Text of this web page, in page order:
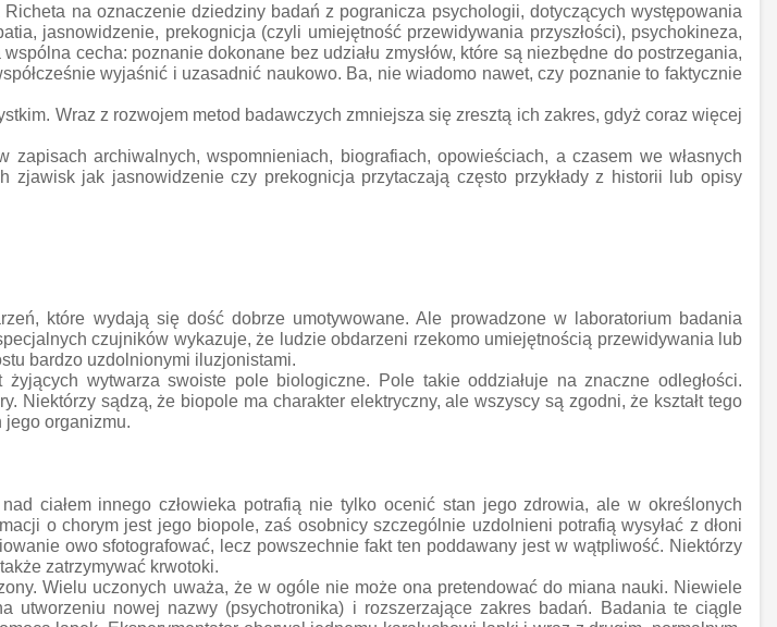
na oznaczenie dziedziny badań z pogranicza psychologii, dotyczących występowania
jasnowidzenie, prekognicja (czyli umiejętność przewidywania przyszłości), psychokineza,
cecha: poznanie dokonane bez udziału zmysłów, które są niezbędne do postrzegania,
wyjaśnić i uzasadnić naukowo. Ba, nie wiadomo nawet, czy poznanie to faktycznie
Wraz z rozwojem metod badawczych zmniejsza się zresztą ich zakres, gdyż coraz więcej
archiwalnych, wspomnieniach, biografiach, opowieściach, a czasem we własnych
jak jasnowidzenie czy prekognicja przytaczają często przykłady z historii lub opisy
które wydają się dość dobrze umotywowane. Ale prowadzone w laboratorium badania
czujników wykazuje, że ludzie obdarzeni rzekomo umiejętnością przewidywania lub
bardzo uzdolnionymi iluzjonistami.
wytwarza swoiste pole biologiczne. Pole takie oddziałuje na znaczne odległości.
Niektórzy sądzą, że biopole ma charakter elektryczny, ale wszyscy są zgodni, że kształt tego
jego organizmu.
ciałem innego człowieka potrafią nie tylko ocenić stan jego zdrowia, ale w określonych
o chorym jest jego biopole, zaś osobnicy szczególnie uzdolnieni potrafią wysyłać z dłoni
owo sfotografować, lecz powszechnie fakt ten poddawany jest w wątpliwość. Niektórzy
zatrzymywać krwotoki.
Wielu uczonych uważa, że w ogóle nie może ona pretendować do miana nauki. Niewiele
utworzeniu nowej nazwy (psychotronika) i rozszerzające zakres badań. Badania te ciągle